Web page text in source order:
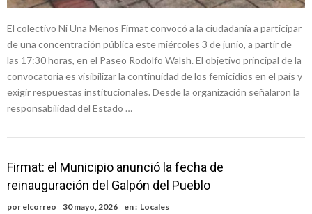
El colectivo Ni Una Menos Firmat convocó a la ciudadanía a participar
de una concentración pública este miércoles 3 de junio, a partir de
las 17:30 horas, en el Paseo Rodolfo Walsh. El objetivo principal de la
convocatoria es visibilizar la continuidad de los femicidios en el país y
exigir respuestas institucionales. Desde la organización señalaron la
responsabilidad del Estado …
Firmat: el Municipio anunció la fecha de
reinauguración del Galpón del Pueblo
por elcorreo 30 mayo, 2026 en : Locales